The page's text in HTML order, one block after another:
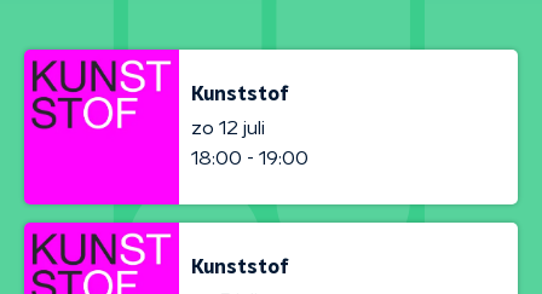
Kunststof
zo 12 juli
18:00 - 19:00
Kunststof